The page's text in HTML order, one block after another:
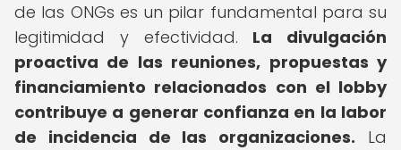
de las ONGs es un pilar fundamental para su
legitimidad y efectividad. La divulgación
proactiva de las reuniones, propuestas y
financiamiento relacionados con el lobby
contribuye a generar confianza en la labor
de incidencia de las organizaciones. La